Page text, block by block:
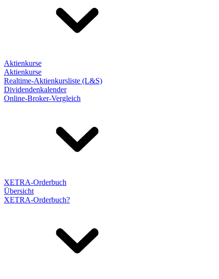
Aktienkurse
Aktienkurse
Realtime-Aktienkursliste (L&S)
Dividendenkalender
Online-Broker-Vergleich
XETRA-Orderbuch
Übersicht
XETRA-Orderbuch?